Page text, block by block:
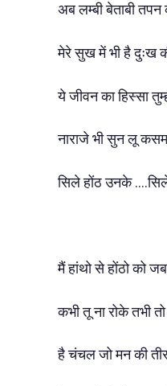
अब लम्बी बेताबी तपन
मेरे सुख में भी है दुःख
ये जीवन का हिस्सा
नाराजे भी सुन लू
सिले होंठ उनके
मैं हांथो से होंठो को
कभी तू ना रोके तभी
है चंचल जो मन की